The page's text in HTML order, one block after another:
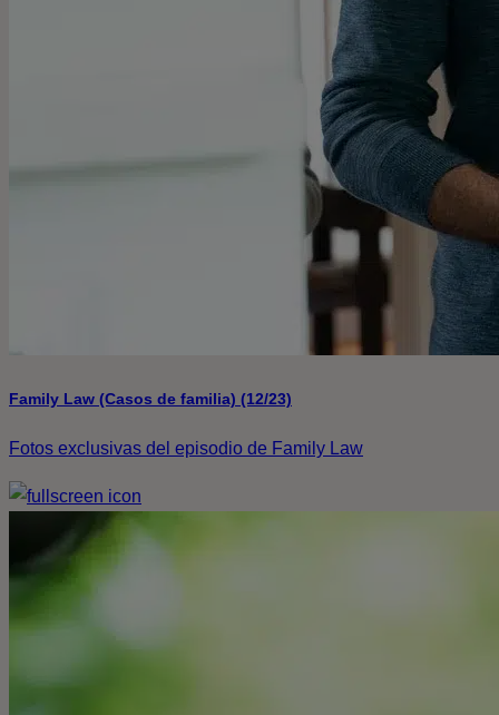
Family Law (Casos de familia) (12/23)
Fotos exclusivas del episodio de Family Law